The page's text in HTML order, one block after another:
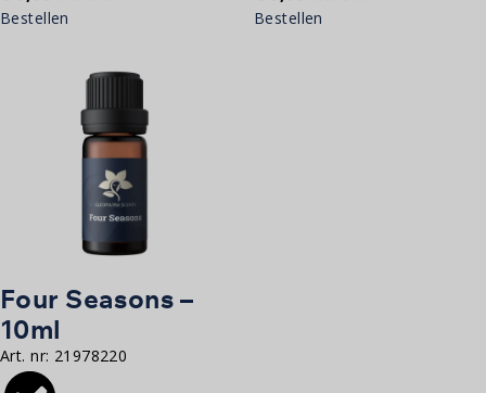
Bestellen Bestellen
Four Seasons –
10ml
Art. nr: 21978220